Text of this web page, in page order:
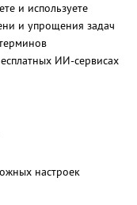
и используете
и упрощения задач
ИИ-сервисах
настроек